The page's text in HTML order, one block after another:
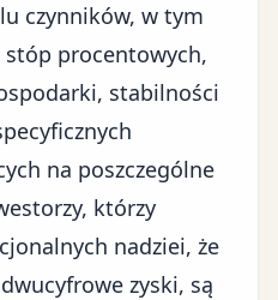
czynników, w tym
procentowych,
stabilności
na poszczególne
którzy
nadziei, że
zyski, są